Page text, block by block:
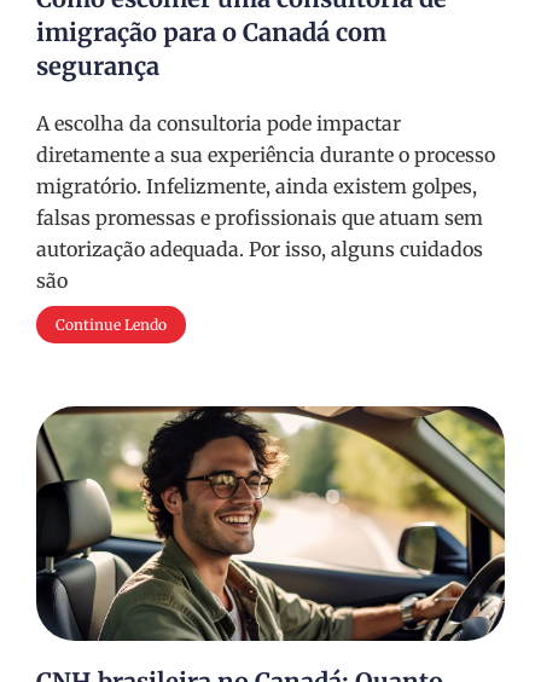
imigração para o Canadá com
segurança
A escolha da consultoria pode impactar
diretamente a sua experiência durante o processo
migratório. Infelizmente, ainda existem golpes,
falsas promessas e profissionais que atuam sem
autorização adequada. Por isso, alguns cuidados
são
Continue Lendo